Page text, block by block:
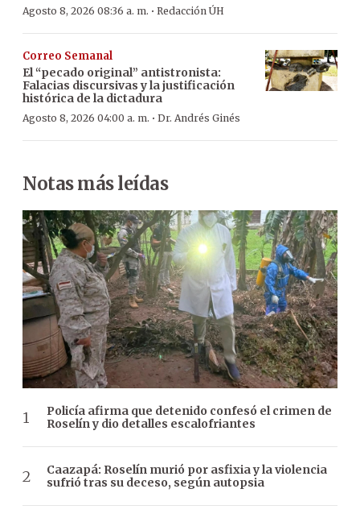
Agosto 8, 2026 08:36 a. m. · Redacción ÚH
Correo Semanal
El “pecado original” antistronista:
Falacias discursivas y la justificación
histórica de la dictadura
Agosto 8, 2026 04:00 a. m. · Dr. Andrés Ginés
Notas más leídas
Policía afirma que detenido confesó el crimen de
Roselín y dio detalles escalofriantes
Caazapá: Roselín murió por asfixia y la violencia
sufrió tras su deceso, según autopsia